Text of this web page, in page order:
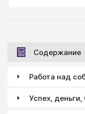
Содержание
Работа над
Успех, деньги,